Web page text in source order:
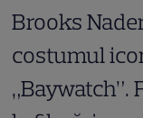
Brooks
costumul
„Baywatch”.